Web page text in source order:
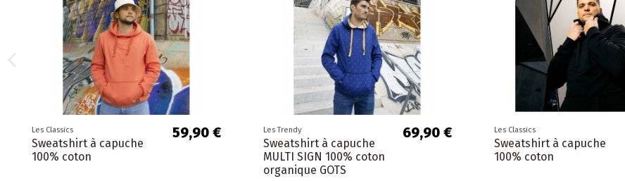
Les Classics
Sweatshirt à capuche
100% coton
59,90 € Les Trendy
Sweatshirt à capuche
MULTI SIGN 100% coton
organique GOTS
69,90 € Les Classics
Sweatshirt à capuche
100% coton